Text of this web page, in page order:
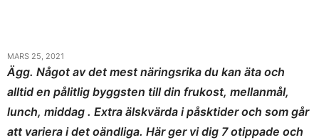
MARS 25, 2021
Ägg. Något av det mest näringsrika du kan äta och
alltid en pålitlig byggsten till din frukost, mellanmål,
lunch, middag . Extra älskvärda i påsktider och som går
att variera i det oändliga. Här ger vi dig 7 otippade och